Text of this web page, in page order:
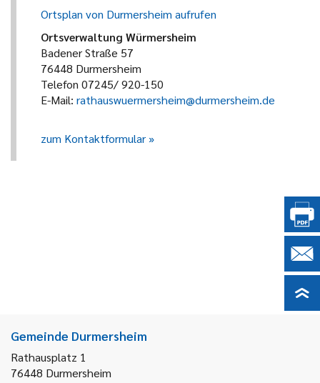
Ortsplan von Durmersheim aufrufen
Ortsverwaltung Würmersheim
Badener Straße 57
76448 Durmersheim
Telefon 07245/ 920-150
E-Mail: rathauswuermersheim@durmersheim.de
zum Kontaktformular
Gemeinde Durmersheim
Rathausplatz 1
76448 Durmersheim